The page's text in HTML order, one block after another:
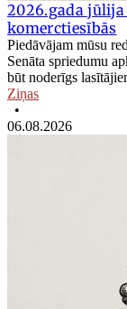
2026.gada
komerctiesībās
Piedāvājam mūsu
Senāta spriedumu
būt noderīgs
Ziņas
•
06.08.2026